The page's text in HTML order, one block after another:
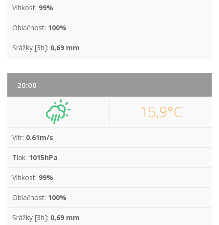
Vlhkost: 99%
Oblačnost: 100%
Srážky [3h]: 0,69 mm
20:00
15,9°C
Vítr: 0.61m/s
Tlak: 1015hPa
Vlhkost: 99%
Oblačnost: 100%
Srážky [3h]: 0,69 mm